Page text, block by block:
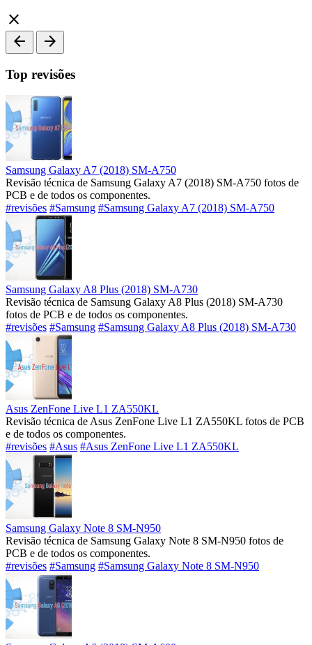
close
arrow_back
arrow_forward
Top revisões
Samsung Galaxy A7 (2018) SM-A750
Revisão técnica de Samsung Galaxy A7 (2018) SM-A750 fotos de
PCB e de todos os componentes.
#revisões #Samsung #Samsung Galaxy A7 (2018) SM-A750
Samsung Galaxy A8 Plus (2018) SM-A730
Revisão técnica de Samsung Galaxy A8 Plus (2018) SM-A730
fotos de PCB e de todos os componentes.
#revisões #Samsung #Samsung Galaxy A8 Plus (2018) SM-A730
Asus ZenFone Live L1 ZA550KL
Revisão técnica de Asus ZenFone Live L1 ZA550KL fotos de PCB
e de todos os componentes.
#revisões #Asus #Asus ZenFone Live L1 ZA550KL
Samsung Galaxy Note 8 SM-N950
Revisão técnica de Samsung Galaxy Note 8 SM-N950 fotos de
PCB e de todos os componentes.
#revisões #Samsung #Samsung Galaxy Note 8 SM-N950